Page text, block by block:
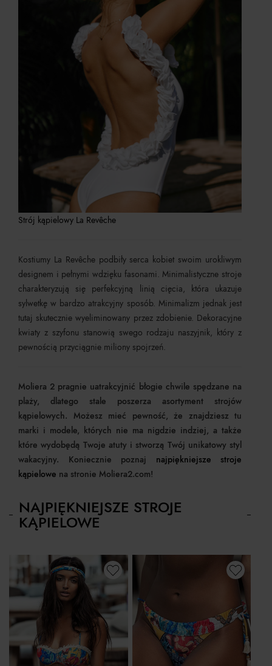
Strój kąpielowy La Revêche
Kostiumy La Revêche podbiły serca kobiet swoim urokliwym
designem i pełnymi wdzięku fasonami. Minimalistyczne stroje
charakteryzują się perfekcyjną linią cięcia, która ukazuje
sylwetkę w bardzo atrakcyjny sposób. Minimalizm jednak jest
tutaj skutecznie wyeliminowany przez zdobienie. Dekoracyjne
kwiaty z szyfonu stanowią swego rodzaju naszyjnik, który z
pewnością przyciągnie miliony spojrzeń.
Moliera 2 pragnie uatrakcyjnić błogie chwile spędzane na
plaży, dlatego stale poszerza asortyment strojów
kąpielowych. Możesz mieć pewność, że znajdziesz tu
marki i modele, których nie ma nigdzie indziej, a także
które wydobędą Twoje atuty i stworzą Twój unikatowy styl
wakacyjny. Koniecznie poznaj najpiękniejsze stroje
kąpielowe na stronie Moliera2.com!
NAJPIĘKNIEJSZE STROJE
KĄPIELOWE